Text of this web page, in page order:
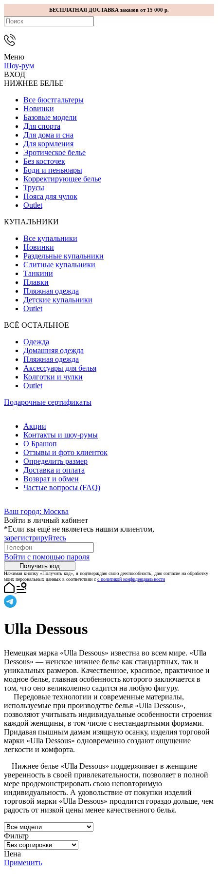
БЕСПЛАТНАЯ ДОСТАВКА заказов от 15 000 р.
Меню
Шоу-рум
ВХОД
НИЖНЕЕ БЕЛЬЕ
Все бюстгальтеры
Новинки
Базовые модели
Для спорта
Для дома и сна
Для кормления
Эротическое белье
Без косточек
Боди и пеньюары
Корректирующее белье
Трусы
Пояса для чулок
Outlet
КУПАЛЬНИКИ
Все купальники
Новинки
Раздельные купальники
Слитные купальники
Танкини
Плавки
Пляжная одежда
Детские купальники
Outlet
ВCЁ ОСТАЛЬНОЕ
Одежда
Домашняя одежда
Пляжная одежда
Аксессуары для белья
Колготки и чулки
Outlet
Подарочные сертификаты
Акции
Контакты и шоу-румы
О Брашоп
Отзывы и фото клиенток
Определить размер
Доставка и оплата
Возврат и обмен
Частые вопросы (FAQ)
Ваш город: Москва
Войти в личный кабинет
*Если вы ещё не являетесь нашим клиентом,
зарегистрируйтесь
Войти с помощью пароля
Получить код
Нажимая кнопку «Получить код», я подтверждаю свою дееспособность, даю согласие на обработку
моих персональных данных в соответствии с с политикой конфиденциальности
Ulla Dessous
Немецкая марка «Ulla Dessous» известна во всем мире. «Ulla
Dessous» — женское нижнее белье как стандартных, так и
уникальных размеров. Качественное, красивое, практичное и
модное белье, главная особенность которого заключается в
том, что оно великолепно садится на любую фигуру.
Передовые технологии и современные материалы,
используемые при производстве белья «Ulla Dessous»,
позволяют учитывать индивидуальные особенности строения
каждой женщины, в том числе с нестандартными формами.
Придавая пышным дамам изящную осанку, изделия торговой
марки «Ulla Dessous» одновременно создают ощущение
легкости и комфорта.
Нижнее белье «Ulla Dessous» поддерживает в женщине
уверенность в своей привлекательности, позволяет в полной
мере продемонстрировать свою неповторимую
индивидуальность. А удовольствие от покупки изделий
торговой марки «Ulla Dessous» продлится гораздо дольше, чем
радость от низкой цены менее качественного белья.
Фильтр
Цена
Применить